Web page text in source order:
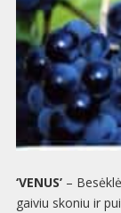
‘VENUS’–
gaiviu skoniu ir